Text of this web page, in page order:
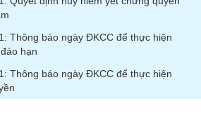
Thông báo ngày ĐKCC để thực hiện
hạn
Thông báo ngày ĐKCC để thực hiện